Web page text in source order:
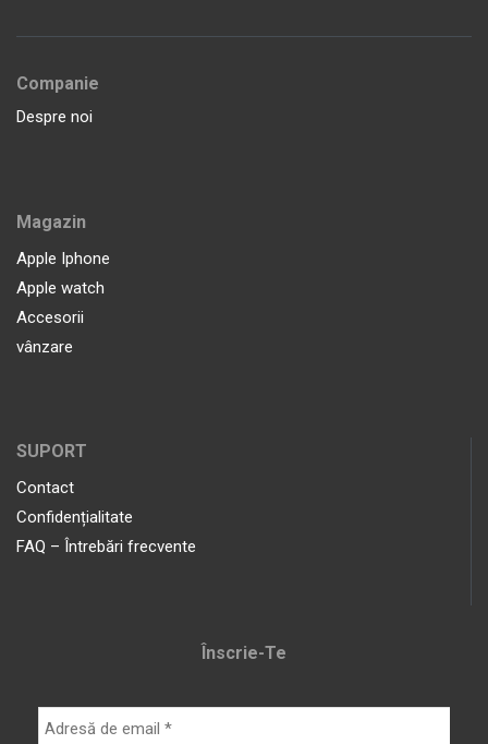
Companie
Despre noi
Magazin
Apple Iphone
Apple watch
Accesorii
vânzare
SUPORT
Contact
Confidențialitate
FAQ – Întrebări frecvente
Înscrie-Te